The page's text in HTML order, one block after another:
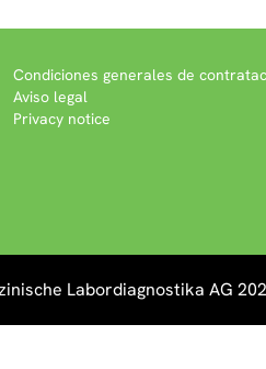
Condiciones generales de
Aviso legal
Privacy notice
Labordiagnostika AG